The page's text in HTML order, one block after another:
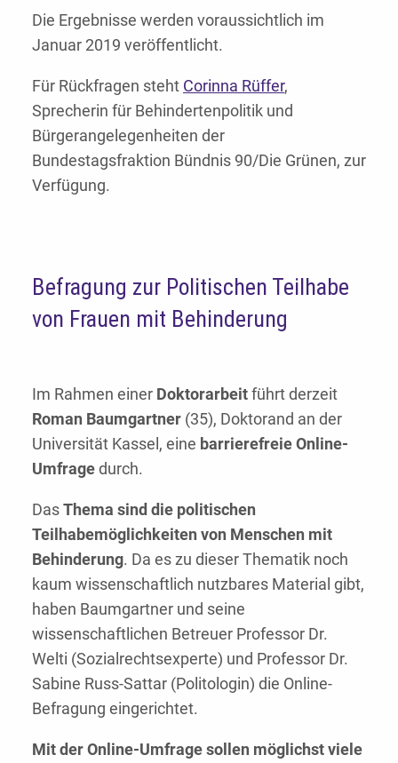
Die Ergebnisse werden voraussichtlich im
Januar 2019 veröffentlicht.
Für Rückfragen steht Corinna Rüffer,
Sprecherin für Behindertenpolitik und
Bürgerangelegenheiten der
Bundestagsfraktion Bündnis 90/Die Grünen, zur
Verfügung.
Befragung zur Politischen Teilhabe
von Frauen mit Behinderung
Im Rahmen einer Doktorarbeitführt derzeit
Roman Baumgartner (35), Doktorand an der
Universität Kassel, eine barrierefreie Online-
Umfragedurch.
DasThema sind die politischen
Teilhabemöglichkeiten von Menschen mit
Behinderung. Da es zu dieser Thematik noch
kaum wissenschaftlich nutzbares Material gibt,
haben Baumgartner und seine
wissenschaftlichen Betreuer Professor Dr.
Welti (Sozialrechtsexperte) und Professor Dr.
Sabine Russ-Sattar (Politologin) die Online-
Befragung eingerichtet.
Mit der Online-Umfrage sollen möglichst viele